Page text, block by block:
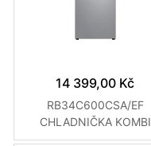
14 399,00 Kč
RB34C600CSA/EF
CHLADNIČKA KOMBI
SAMSUNG